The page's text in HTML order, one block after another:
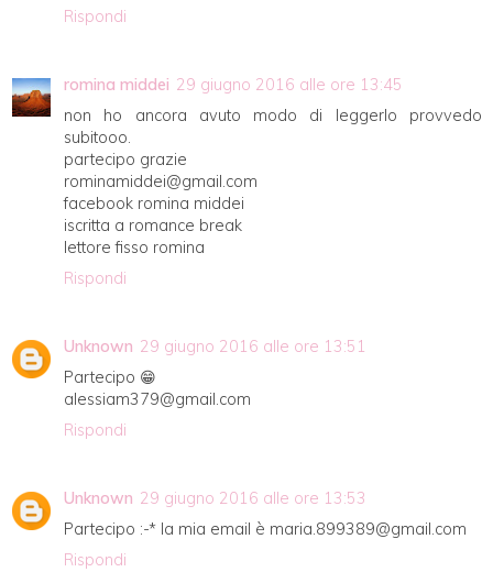
Rispondi
romina middei 29 giugno 2016 alle ore 13:45
non ho ancora avuto modo di leggerlo provvedo
subitooo.
partecipo grazie
rominamiddei@gmail.com
facebook romina middei
iscritta a romance break
lettore fisso romina
Rispondi
Unknown 29 giugno 2016 alle ore 13:51
Partecipo 😁
alessiam379@gmail.com
Rispondi
Unknown 29 giugno 2016 alle ore 13:53
Partecipo :-* la mia email è maria.899389@gmail.com
Rispondi